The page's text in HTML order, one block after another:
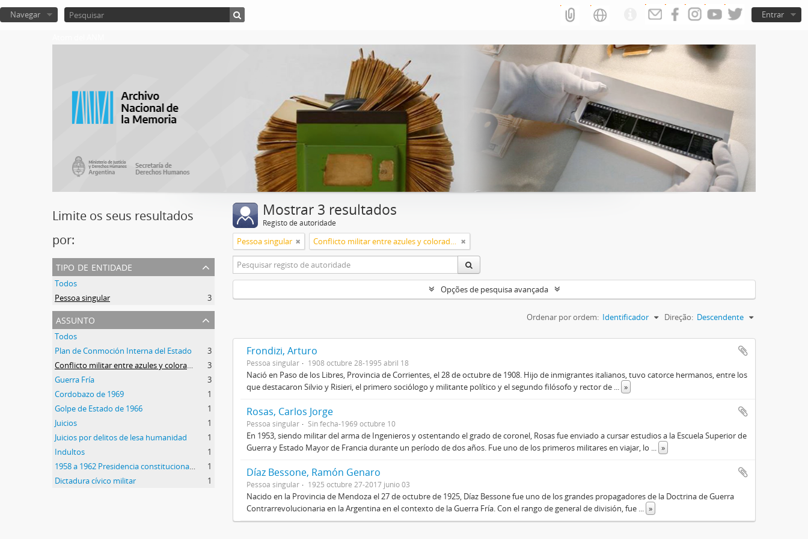
Entrar
Navegar
Limite os seus resultados
por:
tipo de entidade
Todos
Pessoa singular
3
assunto
Todos
Plan de Conmoción Interna del Estado
3
3
Guerra Fría
3
Cordobazo de 1969
1
Golpe de Estado de 1966
1
Juicios
1
Juicios por delitos de lesa humanidad
1
Indultos
1
1
Dictadura cívico militar
1
Mostrar 3 resultados
Registo de autoridade
Pessoa singular
Opções de pesquisa avançada
Ordenar por ordem: Identificador Direção: Descendente
Frondizi, Arturo
Pessoa singular 1908 octubre 28-1995 abril 18
Nació en Paso de los Libres, Provincia de Corrientes, el 28 de octubre de 1908. Hijo de inmigrantes italianos, tuvo catorce hermanos, entre los
que destacaron Silvio y Risieri, el primero sociólogo y militante político y el segundo filósofo y rector de
»
Rosas, Carlos Jorge
Pessoa singular Sin fecha-1969 octubre 10
En 1953, siendo militar del arma de Ingenieros y ostentando el grado de coronel, Rosas fue enviado a cursar estudios a la Escuela Superior de
Guerra y Estado Mayor de Francia durante un período de dos años. Fue uno de los primeros militares en viajar, lo
»
Díaz Bessone, Ramón Genaro
Pessoa singular 1925 octubre 27-2017 junio 03
Nacido en la Provincia de Mendoza el 27 de octubre de 1925, Díaz Bessone fue uno de los grandes propagadores de la Doctrina de Guerra
Contrarrevolucionaria en la Argentina en el contexto de la Guerra Fría. Con el rango de general de división, fue
»